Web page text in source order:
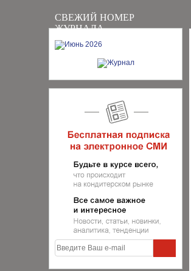
СВЕЖИЙ НОМЕР
ЖУРНАЛА